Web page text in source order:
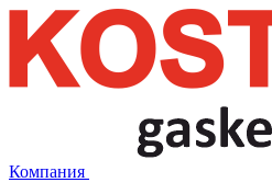
Компания